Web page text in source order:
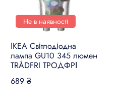
Не в наявності
ІКЕА Світлодіодна
лампа GU10 345 люмен
TRÅDFRI ТРОДФРІ
689 ₴